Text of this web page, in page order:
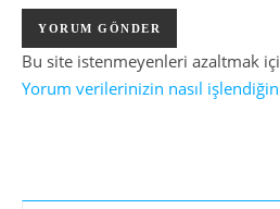
Bu site istenmeyenleri azaltmak
Yorum verilerinizin nasıl